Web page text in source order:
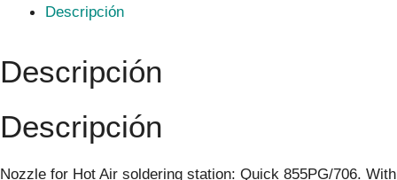
Descripción
Descripción
Descripción
Nozzle for Hot Air soldering station: Quick 855PG/706. With